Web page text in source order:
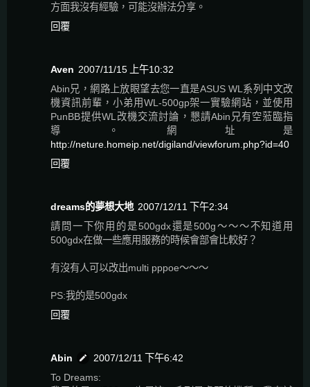
方面我沒有經驗，可能沒辦法分享。
回覆
Aven 2007/11/15 上午10:32
Abin兄，網路上放眼望去您一直是ASUS WL系列中文改
機資訊前輩，小弟用WL-500gp架一實驗網站，並使用
PunBB提供WL改機交流討論，懇請Abin兄有空蒞臨指
導。網址是
http://neture.homeip.net/digiland/viewforum.php?id=40
回覆
dreams的夢想大地 2007/12/11 下午2:34
請問一下你用的是500gdx還是500g～～～不知道用
500gdx在做一些應用服務的時候會部會比較好？
有沒有人可以改出multi pppoe～～～
PS:我的是500gdx
回覆
Abin
2007/12/11 下午6:42
To Dreams: